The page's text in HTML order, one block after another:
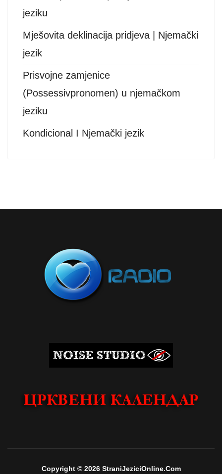
jeziku
Mješovita deklinacija pridjeva | Njemački
jezik
Prisvojne zamjenice
(Possessivpronomen) u njemačkom
jeziku
Kondicional I Njemački jezik
Copyright © 2026 StraniJeziciOnline.Com